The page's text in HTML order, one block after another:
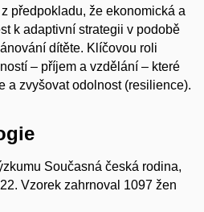
předpokladu, že ekonomická a
k adaptivní strategii v podobě
dítěte. Klíčovou roli
– příjem a vzdělání – které
a zvyšovat odolnost (resilience).
Současná česká rodina,
Vzorek zahrnoval 1097 žen